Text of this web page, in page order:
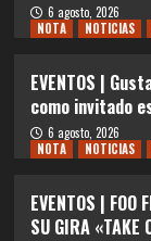
6 agosto, 2026
NOTA
NOTICIAS
EVENTOS |
como invitado
6 agosto, 2026
NOTA
NOTICIAS
EVENTOS | FOO
SU GIRA «TAKE